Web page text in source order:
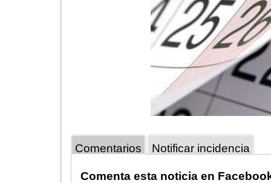
Comentarios Notificar incidencia
Comenta esta noticia en